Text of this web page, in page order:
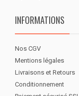
INFORMATIONS
Nos CGV
Mentions légales
Livraisons et Retours
Conditionnement